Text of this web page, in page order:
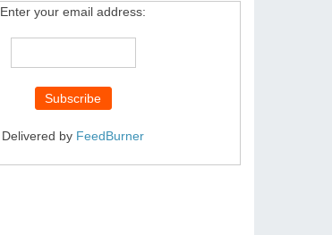
Enter your email address:
Delivered by FeedBurner